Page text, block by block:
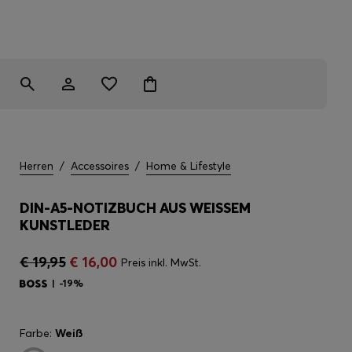
Herren / Accessoires / Home & Lifestyle
DIN-A5-NOTIZBUCH AUS WEISSEM K
UNSTLEDER
€ 19,95 € 16,00 Preis inkl. MwSt.
-19%
Farbe: Weiß